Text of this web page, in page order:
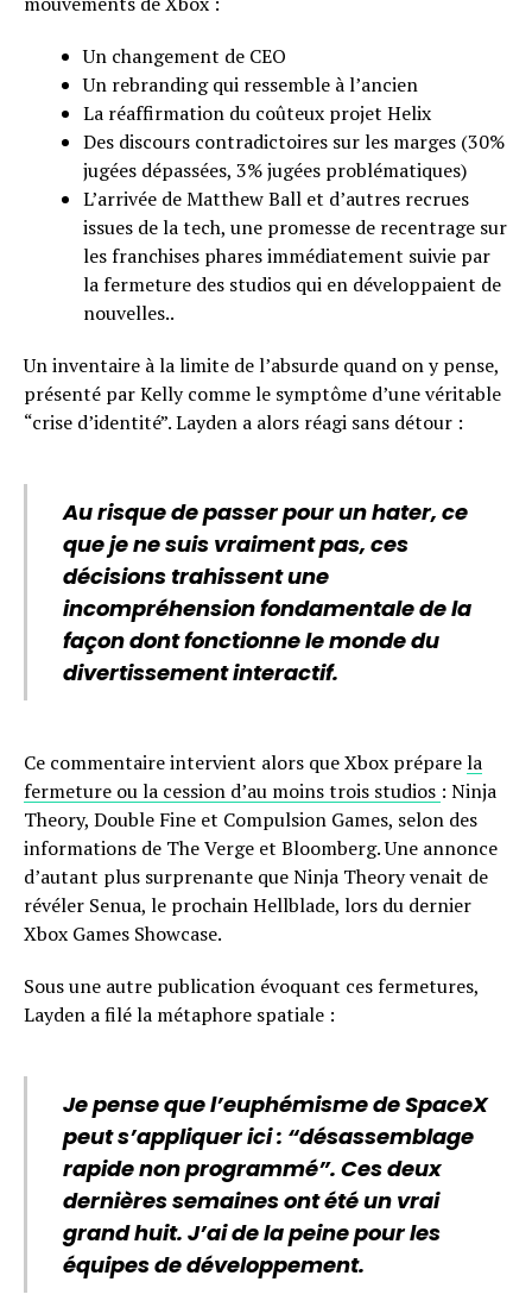
Un changement de CEO
Un rebranding qui ressemble à l’ancien
La réaffirmation du coûteux projet Helix
Des discours contradictoires sur les marges (30%
jugées dépassées, 3% jugées problématiques)
L’arrivée de Matthew Ball et d’autres recrues
issues de la tech, une promesse de recentrage sur
les franchises phares immédiatement suivie par
la fermeture des studios qui en développaient de
nouvelles..
Un inventaire à la limite de l’absurde quand on y pense,
présenté par Kelly comme le symptôme d’une véritable
“crise d’identité”. Layden a alors réagi sans détour :
Au risque de passer pour un hater, ce
que je ne suis vraiment pas, ces
décisions trahissent une
incompréhension fondamentale de la
façon dont fonctionne le monde du
divertissement interactif.
Ce commentaire intervient alors que Xbox préparela
fermeture ou la cession d’au moins trois studios : Ninja
Theory, Double Fine et Compulsion Games, selon des
informations de The Verge et Bloomberg. Une annonce
d’autant plus surprenante que Ninja Theory venait de
révéler Senua, le prochain Hellblade, lors du dernier
Xbox Games Showcase.
Sous une autre publication évoquant ces fermetures,
Layden a filé la métaphore spatiale :
Je pense que l’euphémisme de SpaceX
peut s’appliquer ici : “désassemblage
rapide non programmé”. Ces deux
dernières semaines ont été un vrai
grand huit. J’ai de la peine pour les
équipes de développement.